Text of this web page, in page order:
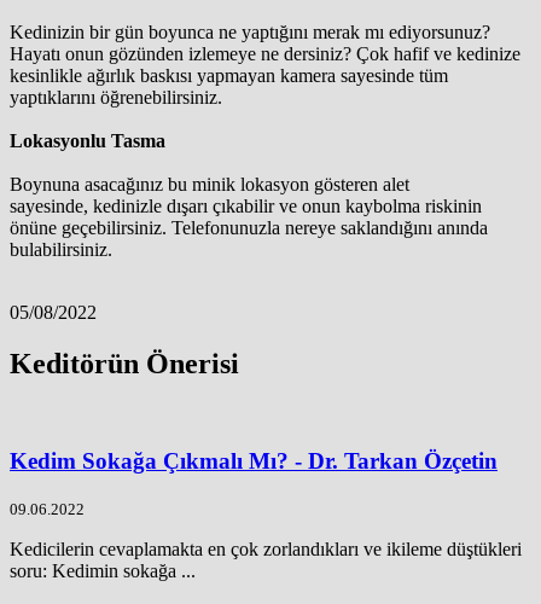
Kedinizin bir gün boyunca ne yaptığını merak mı ediyorsunuz?
Hayatı onun gözünden izlemeye ne dersiniz? Çok hafif ve kedinize
kesinlikle ağırlık baskısı yapmayan kamera sayesinde tüm
yaptıklarını öğrenebilirsiniz.
Lokasyonlu Tasma
Boynuna asacağınız bu minik lokasyon gösteren alet
sayesinde, kedinizle dışarı çıkabilir ve onun kaybolma riskinin
önüne geçebilirsiniz. Telefonunuzla nereye saklandığını anında
bulabilirsiniz.
05/08/2022
Keditörün Önerisi
Kedim Sokağa Çıkmalı Mı? - Dr. Tarkan Özçetin
09.06.2022
Kedicilerin cevaplamakta en çok zorlandıkları ve ikileme düştükleri
soru: Kedimin sokağa ...